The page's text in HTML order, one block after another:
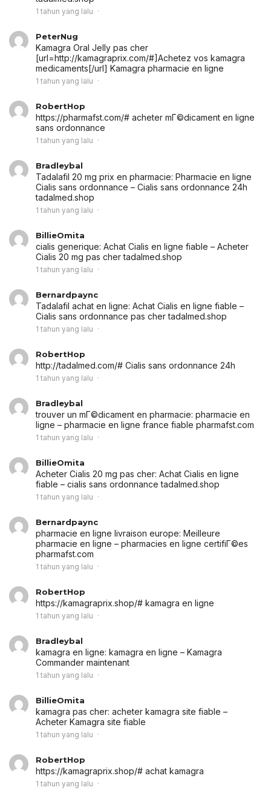
1 tahun yang lalu
PeterNug
Kamagra Oral Jelly pas cher
[url=http://kamagraprix.com/#]Achetez vos kamagra
medicaments[/url] Kamagra pharmacie en ligne
1 tahun yang lalu
RobertHop
https://pharmafst.com/# acheter mГ©dicament en ligne
sans ordonnance
1 tahun yang lalu
Bradleybal
Tadalafil 20 mg prix en pharmacie: Pharmacie en ligne
Cialis sans ordonnance – Cialis sans ordonnance 24h
tadalmed.shop
1 tahun yang lalu
BillieOmita
cialis generique: Achat Cialis en ligne fiable – Acheter
Cialis 20 mg pas cher tadalmed.shop
1 tahun yang lalu
Bernardpaync
Tadalafil achat en ligne: Achat Cialis en ligne fiable –
Cialis sans ordonnance pas cher tadalmed.shop
1 tahun yang lalu
RobertHop
http://tadalmed.com/# Cialis sans ordonnance 24h
1 tahun yang lalu
Bradleybal
trouver un mГ©dicament en pharmacie: pharmacie en
ligne – pharmacie en ligne france fiable pharmafst.com
1 tahun yang lalu
BillieOmita
Acheter Cialis 20 mg pas cher: Achat Cialis en ligne
fiable – cialis sans ordonnance tadalmed.shop
1 tahun yang lalu
Bernardpaync
pharmacie en ligne livraison europe: Meilleure
pharmacie en ligne – pharmacies en ligne certifiГ©es
pharmafst.com
1 tahun yang lalu
RobertHop
https://kamagraprix.shop/# kamagra en ligne
1 tahun yang lalu
Bradleybal
kamagra en ligne: kamagra en ligne – Kamagra
Commander maintenant
1 tahun yang lalu
BillieOmita
kamagra pas cher: acheter kamagra site fiable –
Acheter Kamagra site fiable
1 tahun yang lalu
RobertHop
https://kamagraprix.shop/# achat kamagra
1 tahun yang lalu